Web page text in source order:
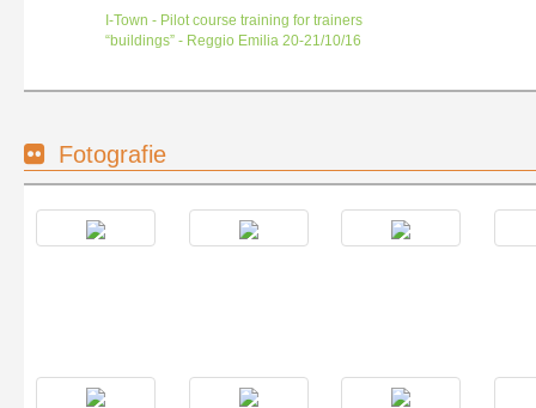
I-Town - Pilot course training for trainers
“buildings” - Reggio Emilia 20-21/10/16
Fotografie